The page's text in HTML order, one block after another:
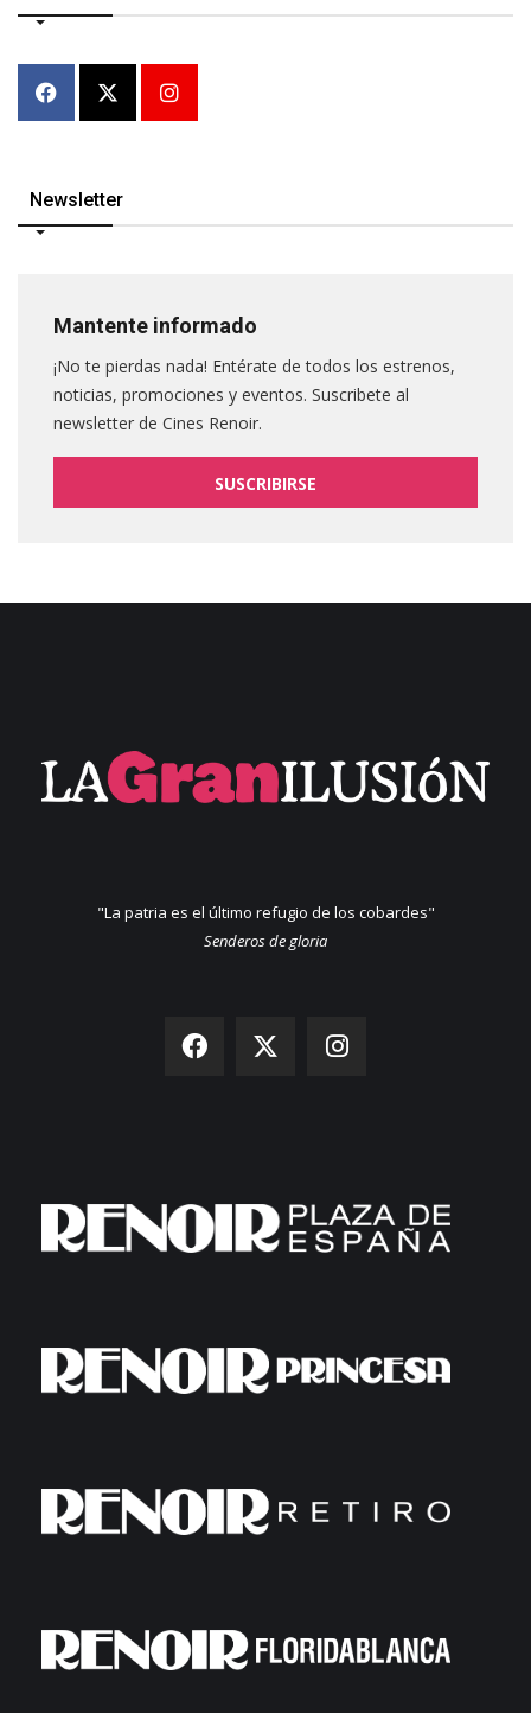
Newsletter
Mantente informado
¡No te pierdas nada! Entérate de todos los estrenos,
noticias, promociones y eventos. Suscribete al
newsletter de Cines Renoir.
SUSCRIBIRSE
"La patria es el último refugio de los cobardes"
Senderos de gloria